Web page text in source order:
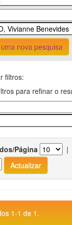
nova pesquisa
filtros:
para refinar o
Página |
1-1 de 1.